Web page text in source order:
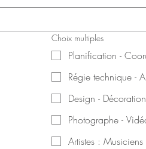
Choix multiples
Planification -
Régie technique -
Design - Décoration
Photographe -
Artistes : Musiciens